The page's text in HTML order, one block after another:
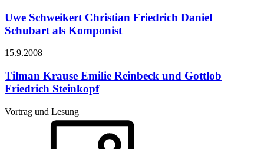
Uwe Schweikert Christian Friedrich Daniel
Schubart als Komponist
15.9.2008
Tilman Krause Emilie Reinbeck und Gottlob
Friedrich Steinkopf
Vortrag und Lesung